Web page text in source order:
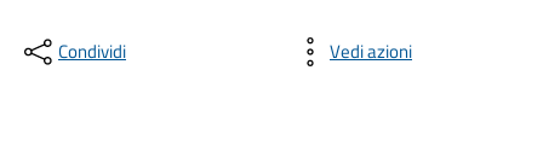
Condividi Vedi azioni